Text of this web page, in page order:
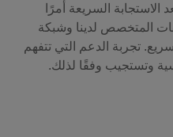
السريعة أمرًا
المتخصص لدينا وشبكة
تجربة الدعم التي تتفهم
وتستجيب وفقًا لذلك.